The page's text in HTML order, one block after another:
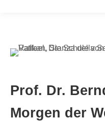
Prof. Dr.
Morgen der